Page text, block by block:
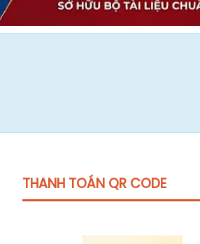
THANH TOÁN QR CODE